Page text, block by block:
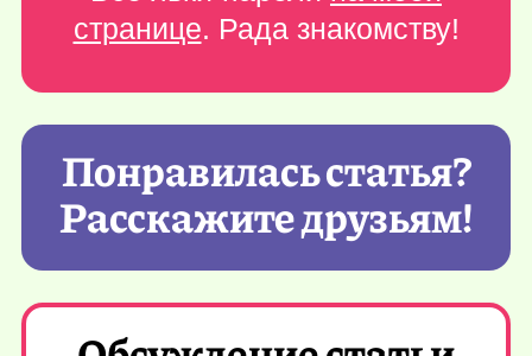
странице. Рада знакомству!
Понравилась статья?
Расскажите друзьям!